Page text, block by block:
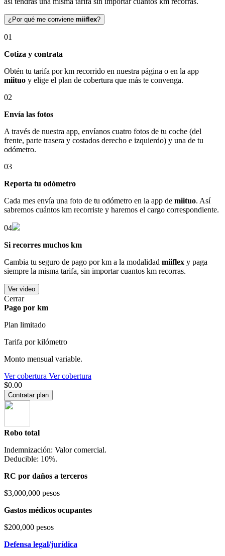
¿Por qué me conviene miiflex?
01
Cotiza y contrata
Obtén tu tarifa por km recorrido en nuestra página o en la app
miituo y elige el plan de cobertura que más te convenga.
02
Envía las fotos
A través de nuestra app, envíanos cuatro fotos de tu coche (del
frente, parte trasera y costados derecho e izquierdo) y una de tu
odómetro.
03
Reporta tu odómetro
Cada mes envía una foto de tu odómetro en la app de miituo. Así
sabremos cuántos km recorriste y haremos el cargo correspondiente.
04
Si recorres muchos km
Cambia tu seguro de pago por km a la modalidad miiflex y paga
siempre la misma tarifa, sin importar cuantos km recorras.
Ver video
Cerrar
Pago por km
Plan limitado
Tarifa por kilómetro
Monto mensual variable.
Ver cobertura Ver cobertura
$0.00
Contratar plan
Robo total
Indemnización: Valor comercial.
Deducible: 10%.
RC por daños a terceros
$3,000,000 pesos
Gastos médicos ocupantes
$200,000 pesos
Defensa legal/jurídica